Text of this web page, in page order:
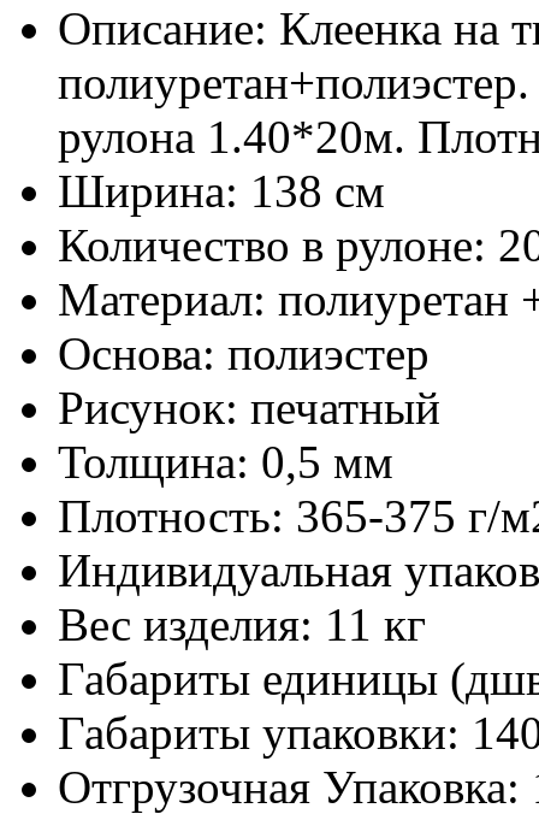
Описание: Клеенка на
рулона 1.40*20м.
Ширина: 138 см
Количество в рулоне:
Материал: полиуретан
Основа: полиэстер
Рисунок: печатный
Толщина: 0,5 мм
Плотность: 365-375 г/
Индивидуальная
Вес изделия: 11 кг
Габариты единицы
Габариты упаковки:
Отгрузочная Упаковка: